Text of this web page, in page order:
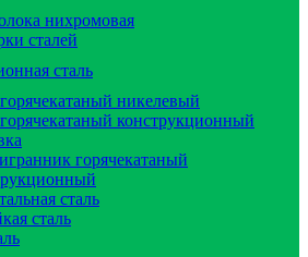
нихромовая
сталей
сталь
никелевый
конструкционный
горячекатаный
сталь
сталь